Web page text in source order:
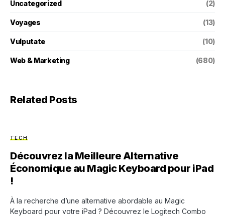
Uncategorized (2)
Voyages (13)
Vulputate (10)
Web & Marketing (680)
Related Posts
TECH
Découvrez la Meilleure Alternative
Économique au Magic Keyboard pour iPad
!
À la recherche d’une alternative abordable au Magic
Keyboard pour votre iPad ? Découvrez le Logitech Combo